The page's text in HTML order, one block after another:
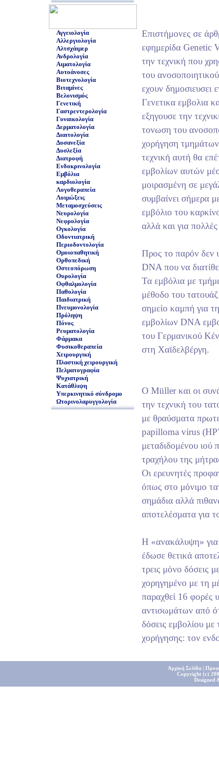
Αγγειολογία
Αλλεργιολογία
Αλτσχάιμερ
Ανδρολογία
Αιματολογία
Αυτοάνοσες
Βιοτεχνολογία
Βιταμίνες
Βελονισμός
Γενετική
Γαστρεντερολογία
Γυναικολογία
Δερματολογία
Διαιτολογία
Δυσανεξία
Δυσλεξία
Διατροφή
Ενδοκρινολογία
Εμβόλια
καρδιολογία
Λογοθεραπεία
Λοιμώξεις
Μεταμοσχεύσεις
Νευρολογία
Νεφρολογία
Ογκολογία
Οδοντιατρική
Περιοδοντολογία
Ομοιοπαθητική
Ορθοπεδική
Οστεοπόρωση
Ουρολογία
Οφθαλμολογία
Παθολογία
Παιδιατρική
Πνευμονολογία
Πρόληψη
Πόνος
Ρευματολογία
Φάρμακα
Φυσικοθεραπεία
Χειρουργική
Πλαστική χειρουργική
Πελματογραφία
Ψυχιατρική
Κατάθλιψη
Υπερκινητικό σύνδρομο
Ωτορινολαρυγγολογία
Επιστήμονες σε
εφημερίδα Genetic
την τεχνική που
του
εχουν δημοσιευσει
Γενετικα εμβολια
εξηγουσε την
τονωση του
χορήγηση
τεχνική αυτή θα
εμβολίων αυτών
μοιρασμένη σε
συμβαίνει σήμερα
εμβόλιο του
αλλά και για πολλές
Προς το παρόν δεν
DNA που να
Τα εμβόλια με
μέθοδο του
σημείο καμπή για
εμβολίων DNA
του Γερμανικού
στη Χαϊδελβέργη.
Ο Müller και οι
την τεχνική του
με θραύσματα
papilloma virus
μεταδιδομένου ιού
τραχήλου της
Oι ερευνητές
όπως στο μόνιμο
σημάδια αλλά
αποτελέσματα για
Η «ανακάλυψη»
έδωσε θετικά
τρεις μόνο δόσεις
χορηγημένο με τη
παραχθεί 16 φορές
αντισωμάτων από
δόσεις εμβολίου
χορήγησης: τον
Αρχική Σελίδα|
Copyright (c)
Designed